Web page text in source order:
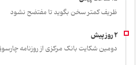
ظریف کمتر سخن بگوید تا مفتضح نشود
دومین شکایت بانک مرکزی از روزنامه